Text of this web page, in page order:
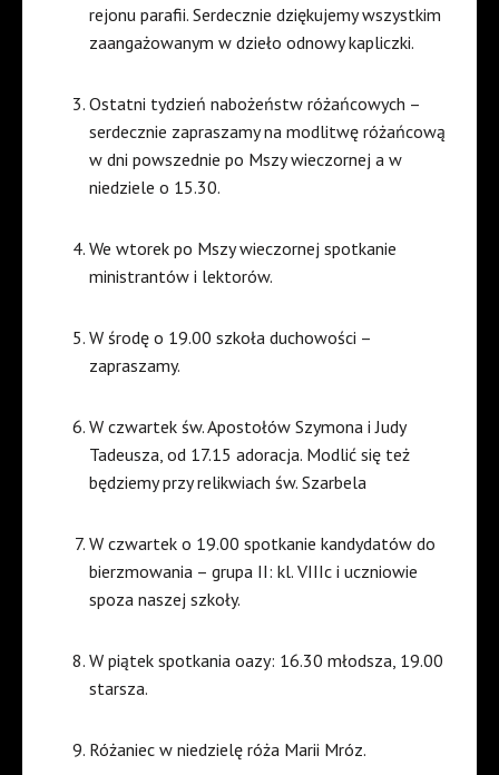
rejonu parafii. Serdecznie dziękujemy wszystkim
zaangażowanym w dzieło odnowy kapliczki.
Ostatni tydzień nabożeństw różańcowych –
serdecznie zapraszamy na modlitwę różańcową
w dni powszednie po Mszy wieczornej a w
niedziele o 15.30.
We wtorek po Mszy wieczornej spotkanie
ministrantów i lektorów.
W środę o 19.00 szkoła duchowości –
zapraszamy.
W czwartek św. Apostołów Szymona i Judy
Tadeusza, od 17.15 adoracja. Modlić się też
będziemy przy relikwiach św. Szarbela
W czwartek o 19.00 spotkanie kandydatów do
bierzmowania – grupa II: kl. VIIIc i uczniowie
spoza naszej szkoły.
W piątek spotkania oazy: 16.30 młodsza, 19.00
starsza.
Różaniec w niedzielę róża Marii Mróz.